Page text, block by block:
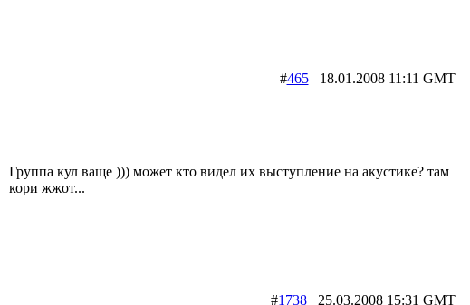
#46518.01.2008 11:11 GMT
Группа кул ваще ))) может кто видел их выступление на акустике? там
кори жжот...
#173825.03.2008 15:31 GMT